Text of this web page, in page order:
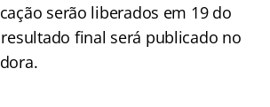
serão liberados em 19 do
final será publicado no